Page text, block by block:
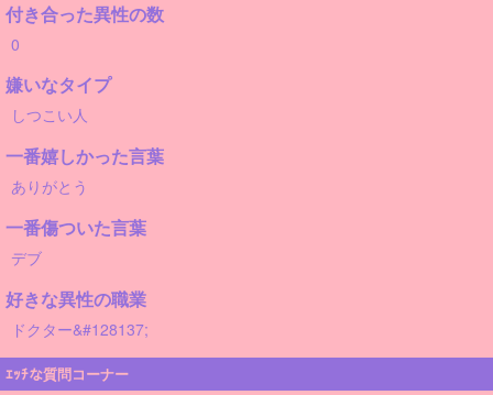
付き合った異性の数
0
嫌いなタイプ
しつこい人
一番嬉しかった言葉
ありがとう
一番傷ついた言葉
デブ
好きな異性の職業
ドクター&#128137;
ｴｯﾁな質問コーナー